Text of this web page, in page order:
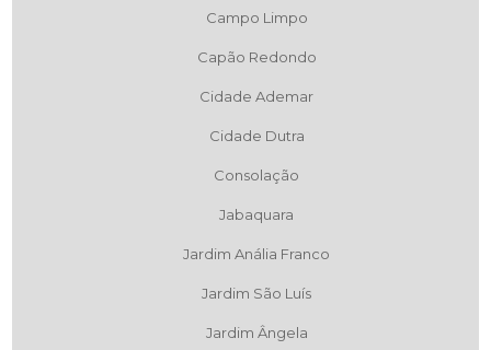
Campo Limpo
Capão Redondo
Cidade Ademar
Cidade Dutra
Consolação
Jabaquara
Jardim Anália Franco
Jardim São Luís
Jardim Ângela